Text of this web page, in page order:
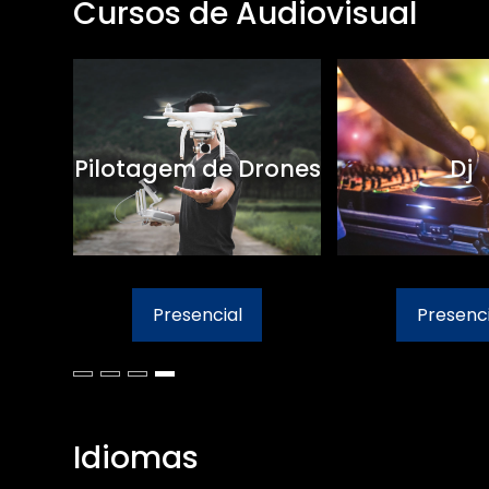
Cursos de Audiovisual
para
e Mídias
Fotografia
Idiomas